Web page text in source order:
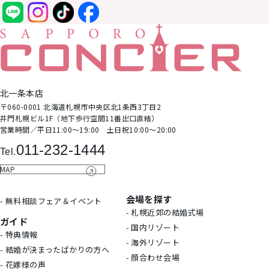
北⼀条本店
〒060-0001 北海道札幌市中央区北1条⻄3丁⽬2
井⾨札幌ビル1F（地下歩⾏空間11番出⼝直結）
営業時間∕平日11:00～19:00 土日祝10:00～20:00
Tel.011-232-1444
MAP
- 無料相談フェア＆イベント
ガイド
- 特典情報
- 結婚が決まったばかりの方へ
- 花嫁様の声
会場を探す
- 札幌近郊の結婚式場
- 国内リゾート
- 海外リゾート
- 顔合わせ会場